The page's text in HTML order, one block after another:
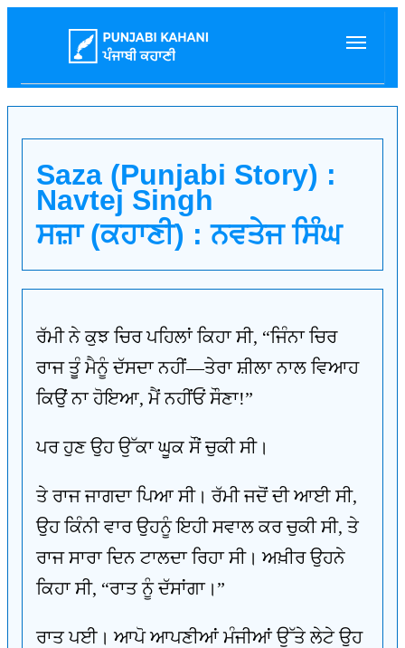
Saza (Punjabi Story) :
Navtej Singh
ਸਜ਼ਾ (ਕਹਾਣੀ) : ਨਵਤੇਜ ਸਿੰਘ
ਰੱਮੀ ਨੇ ਕੁਝ ਚਿਰ ਪਹਿਲਾਂ ਕਿਹਾ ਸੀ, “ਜਿੰਨਾ ਚਿਰ
ਰਾਜ ਤੂੰ ਮੈਨੂੰ ਦੱਸਦਾ ਨਹੀਂ—ਤੇਰਾ ਸ਼ੀਲਾ ਨਾਲ ਵਿਆਹ
ਕਿਉਂ ਨਾ ਹੋਇਆ, ਮੈਂ ਨਹੀਂਓਂ ਸੌਣਾ!”
ਪਰ ਹੁਣ ਉਹ ਉੱਕਾ ਘੂਕ ਸੌਂ ਚੁਕੀ ਸੀ।
ਤੇ ਰਾਜ ਜਾਗਦਾ ਪਿਆ ਸੀ। ਰੱਮੀ ਜਦੋਂ ਦੀ ਆਈ ਸੀ,
ਉਹ ਕਿੰਨੀ ਵਾਰ ਉਹਨੂੰ ਇਹੀ ਸਵਾਲ ਕਰ ਚੁਕੀ ਸੀ, ਤੇ
ਰਾਜ ਸਾਰਾ ਦਿਨ ਟਾਲਦਾ ਰਿਹਾ ਸੀ। ਅਖ਼ੀਰ ਉਹਨੇ
ਕਿਹਾ ਸੀ, “ਰਾਤ ਨੂੰ ਦੱਸਾਂਗਾ।”
ਰਾਤ ਪਈ। ਆਪੋ ਆਪਣੀਆਂ ਮੰਜੀਆਂ ਉੱਤੇ ਲੇਟੇ ਉਹ